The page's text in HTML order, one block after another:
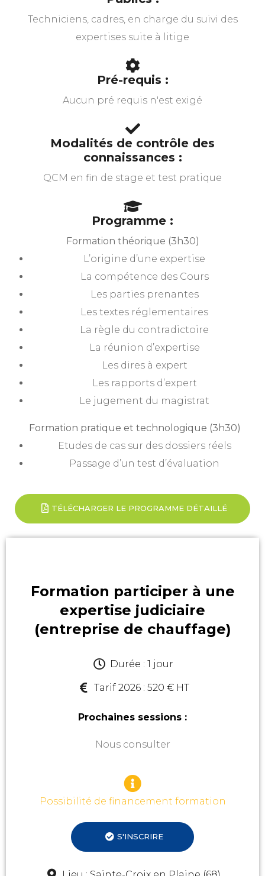
Techniciens, cadres, en charge du suivi des
expertises suite à litige
Pré-requis :
Aucun pré requis n'est exigé
Modalités de contrôle des
connaissances :
QCM en fin de stage et test pratique
Programme :
Formation théorique (3h30)
L’origine d’une expertise
La compétence des Cours
Les parties prenantes
Les textes réglementaires
La règle du contradictoire
La réunion d’expertise
Les dires à expert
Les rapports d’expert
Le jugement du magistrat
Formation pratique et technologique (3h30)
Etudes de cas sur des dossiers réels
Passage d’un test d’évaluation
TÉLÉCHARGER LE PROGRAMME DÉTAILLÉ
Formation participer à une
expertise judiciaire
(entreprise de chauffage)​
Durée : 1 jour
Tarif 2026 : 520 € HT
Prochaines sessions :
Nous consulter
Possibilité de financement formation
S'INSCRIRE